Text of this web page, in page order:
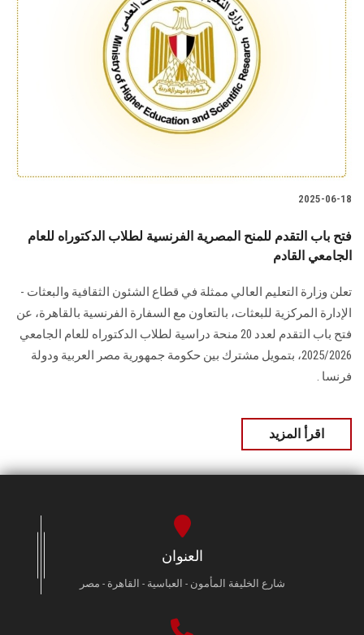
تواصل معنا
الطلاب
هيئة التدريس
الدراسات العليا
الزائـرون
سجل الان
2025-06-18
فتح باب التقدم للمنح المصرية الفرنسية لطلاب الدكتوراه للعام
الجامعي القادم
تعلن وزارة التعليم العالي ممثلة في قطاع الشئون الثقافية والبعثات -
الإدارة المركزية للبعثات، بالتعاون مع السفارة الفرنسية بالقاهرة، عن
فتح باب التقدم لعدد 20 منحة دراسية لطلاب الدكتوراه للعام الجامعي
2025/2026، بتمويل مشترك بين حكومة جمهورية مصر العربية ودولة
فرنسا .
اقرأ المزيد
العنوان
شارع الخليفة المأمون - العباسية - القاهرة - مصر